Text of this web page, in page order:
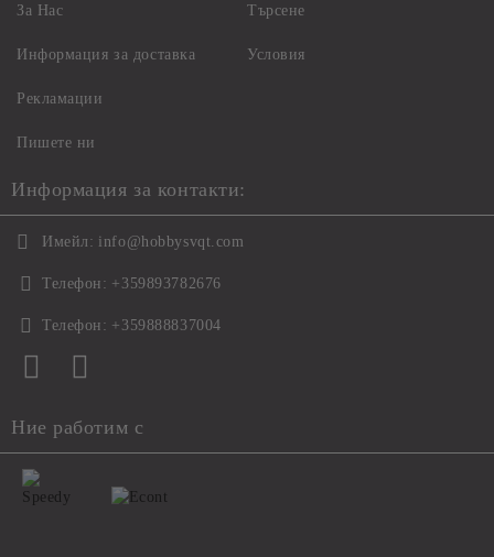
За Нас
Информация за доставка
Рекламации
Пишете ни
Търсене
Условия
Информация за контакти:
Имейл: info@hobbysvqt.com
Телефон: +359893782676
Телефон: +359888837004
Ние работим с